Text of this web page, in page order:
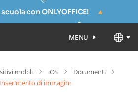
con ONLYOFFICE!
MENU
mobili iOS
Documenti
Inserimento di immagini